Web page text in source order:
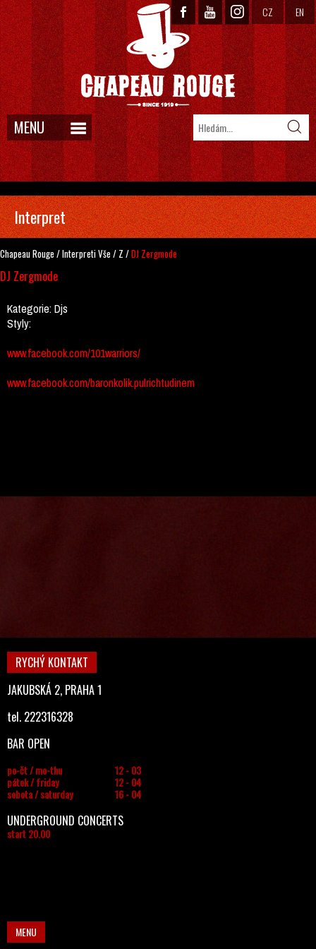
CZ EN
MENU
Interpret
Chapeau Rouge /InterpretiVše / Z /DJ Zergmode
DJ Zergmode
Kategorie:Djs
Styly:
www.facebook.com/101warriors/
www.facebook.com/baronkolik.pulrichtudinem
RYCHÝ KONTAKT
JAKUBSKÁ 2, PRAHA 1
tel. 222316328
BAR OPEN
po-čt / mo-thu
12 - 03
pátek / friday
12 - 04
sobota / saturday
16 - 04
UNDERGROUND CONCERTS
start 20.00
MENU